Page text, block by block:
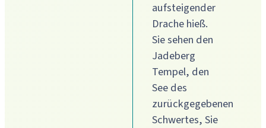
aufsteigender
Drache hieß.
Sie sehen den
Jadeberg
Tempel, den
See des
zurückgegebenen
Schwertes, Sie